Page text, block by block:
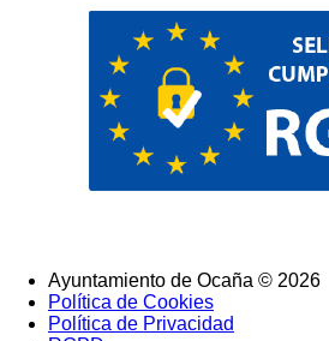
SubFooter
Ayuntamiento de Ocaña © 2026
Política de Cookies
Política de Privacidad